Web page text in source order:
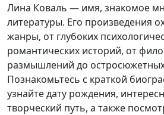
Лина Коваль — имя, знакомое
литературы. Его произведения
жанры, от глубоких
романтических историй, от
размышлений до
Познакомьтесь с краткой
узнайте дату рождения,
творческий путь, а также